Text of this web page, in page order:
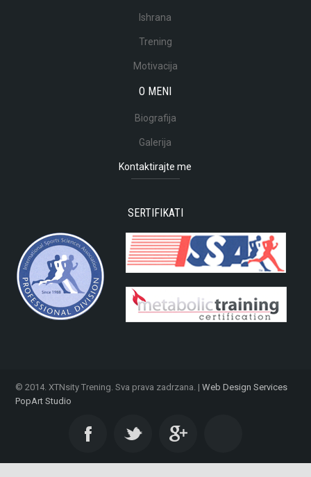
Ishrana
Trening
Motivacija
O MENI
Biografija
Galerija
Kontaktirajte me
SERTIFIKATI
© 2014. XTNsity Trening. Sva prava zadrzana. | Web Design Services
PopArt Studio